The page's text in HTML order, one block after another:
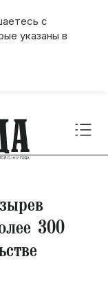
с
указаны в
300